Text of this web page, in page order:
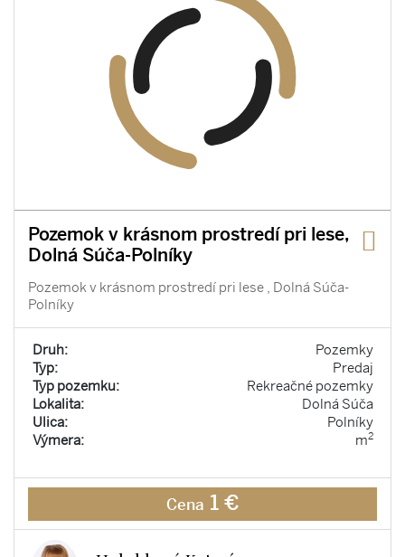
Pozemok v krásnom prostredí pri lese,
Dolná Súča-Polníky
Pozemok v krásnom prostredí pri lese , Dolná Súča-
Polníky
Druh:
Pozemky
Typ:
Predaj
Typ pozemku:
Rekreačné pozemky
Lokalita:
Dolná Súča
Ulica:
Polníky
Výmera:
m2
Cena 1 €